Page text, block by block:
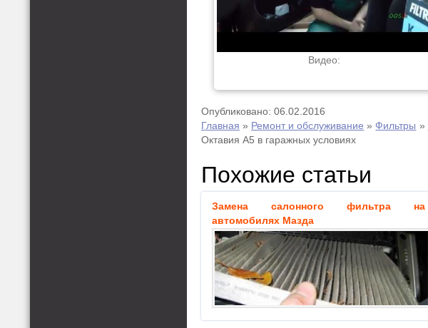
Видео:
Опубликовано: 06.02.2016
Главная » Ремонт и обслуживание » Фильтры »
Октавия А5 в гаражных условиях
Похожие статьи
Замена салонного фильтра на
автомобилях Мазда